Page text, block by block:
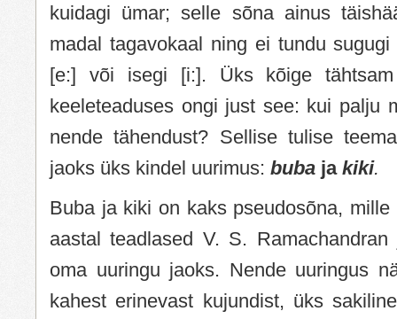
kuidagi ümar; selle sõna ainus
madal tagavokaal ning ei tundu
[e:] või isegi [i:]. Üks kõige
keeleteaduses ongi just see: kui palju
nende tähendust? Sellise tulise
jaoks üks kindel uurimus: buba ja kiki.
Buba ja kiki on kaks pseudosõna,
aastal teadlased V. S.
oma uuringu jaoks. Nende uuringus
kahest erinevast kujundist, üks